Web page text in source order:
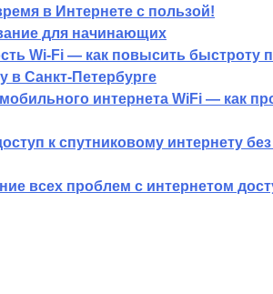
в Интернете с пользой!
для начинающих
Wi-Fi — как повысить быстроту
в Санкт-Петербурге
интернета WiFi — как
к спутниковому интернету
всех проблем с интернетом